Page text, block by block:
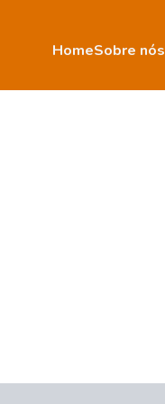
HomeSobre nós